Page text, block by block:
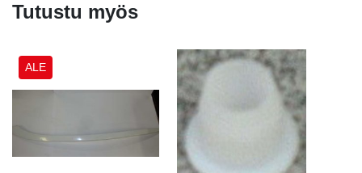
Tutustu myös
ALE